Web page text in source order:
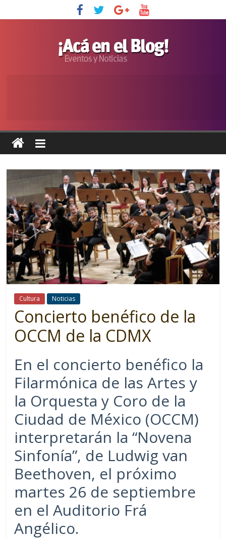
Cultura Noticias
Concierto benéfico de la
OCCM de la CDMX
En el concierto benéfico la
Filarmónica de las Artes y
la Orquesta y Coro de la
Ciudad de México (OCCM)
interpretarán la “Novena
Sinfonía”, de Ludwig van
Beethoven, el próximo
martes 26 de septiembre
en el Auditorio Frá
Angélico.